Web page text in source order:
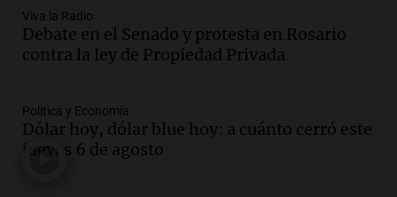
de Casa del Encuentro
Panorama Federal
Episodios
viviendas paralizadas tras el cierre de
Procrear en la provincia
Panorama Federal
Viva la Radio
Debate en el Senado y protesta en Rosario
contra la ley de Propiedad Privada
Política y Economía
Dólar hoy, dólar blue hoy: a cuánto cerró este
jueves 6 de agosto